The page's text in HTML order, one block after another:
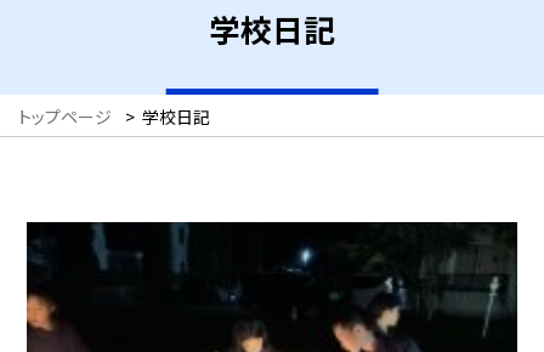
学校日記
トップページ > 学校日記